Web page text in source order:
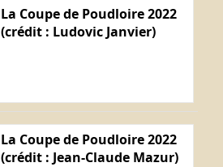
La Coupe de Poudloire 2022
(crédit : Ludovic Janvier)
La Coupe de Poudloire 2022
(crédit : Jean-Claude Mazur)